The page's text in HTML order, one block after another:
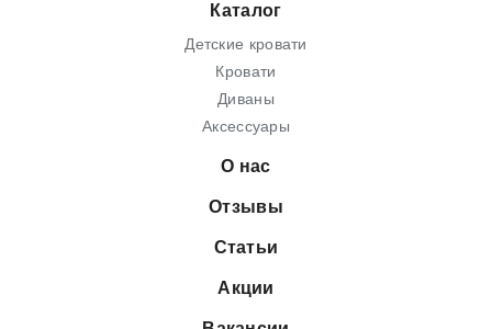
Каталог
Детские кровати
Кровати
Диваны
Аксессуары
О нас
Отзывы
Статьи
Акции